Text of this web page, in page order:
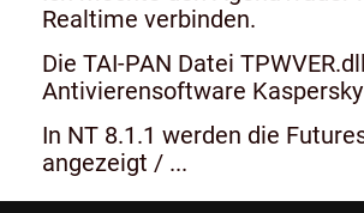
Realtime verbinden.
Die TAI-PAN Datei
Antivierensoftware
In NT 8.1.1 werden die
angezeigt / ...